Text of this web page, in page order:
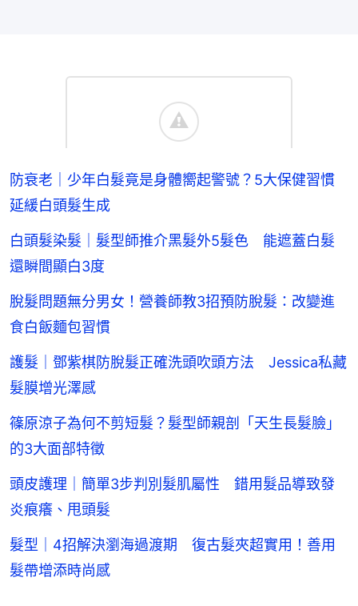
防衰老｜少年白髮竟是身體嚮起警號？5大保健習慣
延緩白頭髮生成
白頭髮染髮｜髮型師推介黑髮外5髮色 能遮蓋白髮
還瞬間顯白3度
脫髮問題無分男女！營養師教3招預防脫髮：改變進
食白飯麵包習慣
護髮｜鄧紫棋防脫髮正確洗頭吹頭方法 Jessica私藏
髮膜增光澤感
篠原涼子為何不剪短髮？髮型師親剖「天生長髮臉」
的3大面部特徵
頭皮護理｜簡單3步判別髮肌屬性 錯用髮品導致發
炎痕癢、甩頭髮
髮型｜4招解決瀏海過渡期 復古髮夾超實用！善用
髮帶增添時尚感